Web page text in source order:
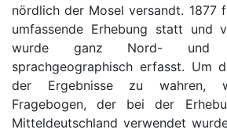
nördlich der Mosel versandt. 1877
umfassende Erhebung statt und
wurde ganz Nord- und
sprachgeographisch erfasst. Um
der Ergebnisse zu wahren,
Fragebogen, der bei der
Mitteldeutschland verwendet